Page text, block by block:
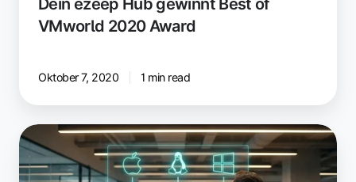
Dein ezeep Hub gewinnt Best of
VMworld 2020 Award
Oktober 7, 2020 1 min read
Können
Mac-
und